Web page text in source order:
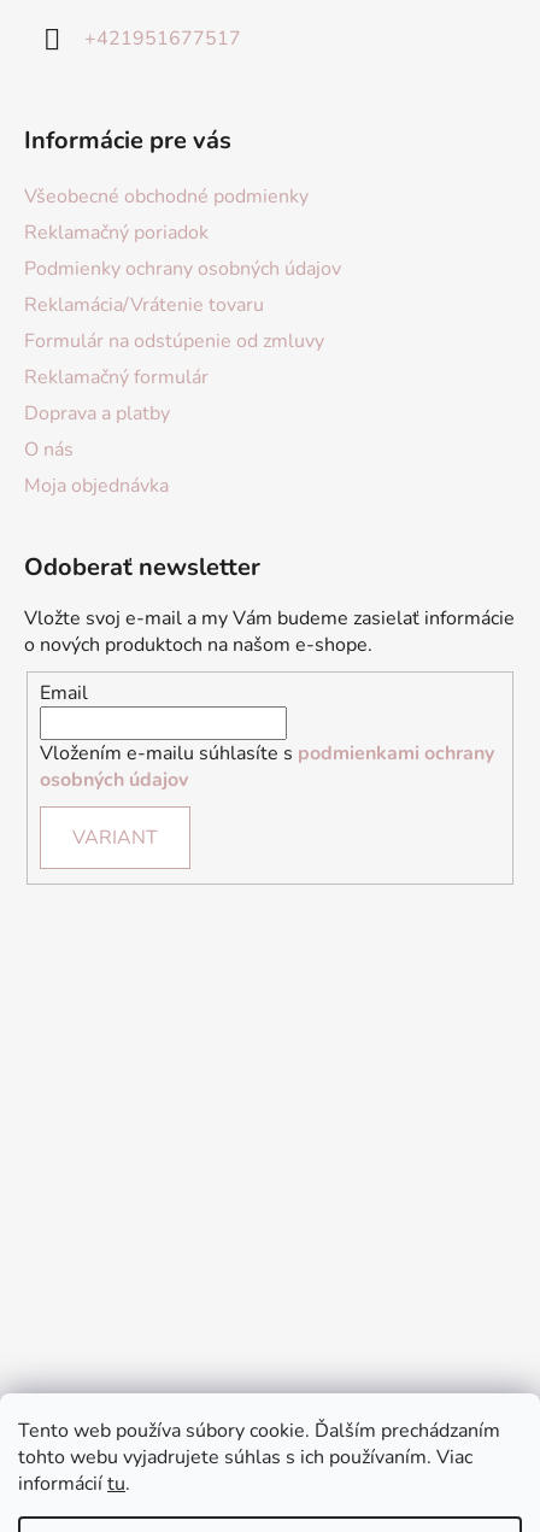
Tento web používa súbory cookie. Ďalším prechádzaním
tohto webu vyjadrujete súhlas s ich používaním. Viac
informáciítu.
+421951677517
Informácie pre vás
Všeobecné obchodné podmienky
Reklamačný poriadok
Podmienky ochrany osobných údajov
Reklamácia/Vrátenie tovaru
Formulár na odstúpenie od zmluvy
Reklamačný formulár
Doprava a platby
O nás
Moja objednávka
Odoberať newsletter
Vložte svoj e-mail a my Vám budeme zasielať informácie
o nových produktoch na našom e-shope.
Email
Vložením e-mailu súhlasíte s podmienkami ochrany
osobných údajov
VARIANT
Prijímame online platby